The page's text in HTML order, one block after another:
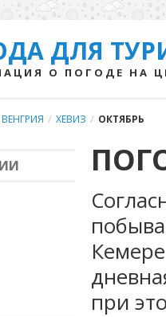
ДЛЯ
О ПОГОДЕ НА
ВЕНГРИЯ / ХЕВИЗ / ОКТЯБРЬ
при